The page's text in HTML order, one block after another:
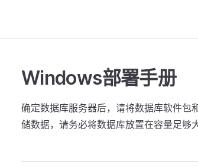
Windows部署手册
确定数据库服务器后，请将数据库软件包
储数据，请务必将数据库放置在容量足够